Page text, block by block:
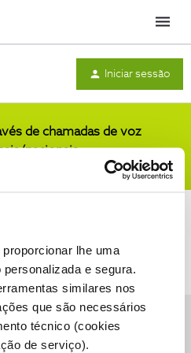
lhe uma
e segura.
similares nos
que são necessários
técnico (cookies
de serviço).
Menu
Iniciar sessão
de chamadas de voz
nacionais
Accessibility statement